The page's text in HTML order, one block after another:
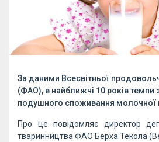
За даними Всесвітньої
(ФАО), в найближчі 10 років темпи
подушного споживання молочної
Про це повідомляє директор
тваринництва ФАО Берха Текола